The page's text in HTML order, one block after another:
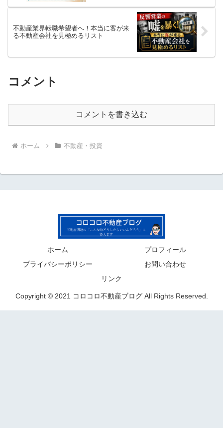
不動産業界転職希望者へ！本当に客が来
る不動産会社を見極めるリスト
コメント
コメントを書き込む
ホーム 不動産・投資
ホーム
プロフィール
プライバシーポリシー
お問い合わせ
リンク
Copyright © 2021 コロコロ不動産ブログ All Rights Reserved.